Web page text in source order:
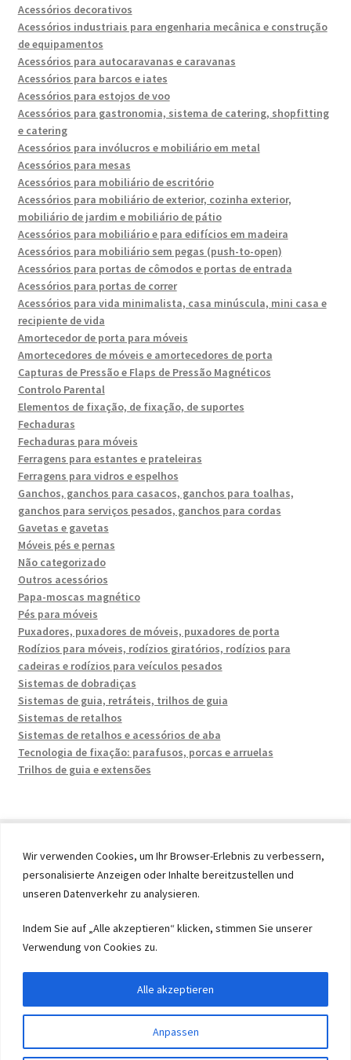
Wir verwenden Cookies, um Ihr Browser-Erlebnis zu verbessern,
personalisierte Anzeigen oder Inhalte bereitzustellen und
unseren Datenverkehr zu analysieren.
Indem Sie auf „Alle akzeptieren“ klicken, stimmen Sie unserer
Verwendung von Cookies zu.
Anpassen
Alle akzeptieren
Acessórios decorativos
Acessórios industriais para engenharia mecânica e construção
de equipamentos
Acessórios para autocaravanas e caravanas
Acessórios para barcos e iates
Acessórios para estojos de voo
Acessórios para gastronomia, sistema de catering, shopfitting
e catering
Acessórios para invólucros e mobiliário em metal
Acessórios para mesas
Acessórios para mobiliário de escritório
Acessórios para mobiliário de exterior, cozinha exterior,
mobiliário de jardim e mobiliário de pátio
Acessórios para mobiliário e para edifícios em madeira
Acessórios para mobiliário sem pegas (push-to-open)
Acessórios para portas de cômodos e portas de entrada
Acessórios para portas de correr
Acessórios para vida minimalista, casa minúscula, mini casa e
recipiente de vida
Amortecedor de porta para móveis
Amortecedores de móveis e amortecedores de porta
Capturas de Pressão e Flaps de Pressão Magnéticos
Controlo Parental
Elementos de fixação, de fixação, de suportes
Fechaduras
Fechaduras para móveis
Ferragens para estantes e prateleiras
Ferragens para vidros e espelhos
Ganchos, ganchos para casacos, ganchos para toalhas,
ganchos para serviços pesados, ganchos para cordas
Gavetas e gavetas
Móveis pés e pernas
Não categorizado
Outros acessórios
Papa-moscas magnético
Pés para móveis
Puxadores, puxadores de móveis, puxadores de porta
Rodízios para móveis, rodízios giratórios, rodízios para
cadeiras e rodízios para veículos pesados
Sistemas de dobradiças
Sistemas de guia, retráteis, trilhos de guia
Sistemas de retalhos
Sistemas de retalhos e acessórios de aba
Tecnologia de fixação: parafusos, porcas e arruelas
Trilhos de guia e extensões
© 2026 by UMAXO Germany, member of the ERUON Group.
High quality Fittings, mechanical Components and
Fasteners